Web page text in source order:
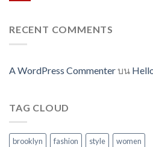
RECENT COMMENTS
A WordPress Commenterบน
TAG CLOUD
brooklyn fashion style women